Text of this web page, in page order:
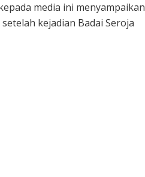
media ini menyampaikan
kejadian Badai Seroja